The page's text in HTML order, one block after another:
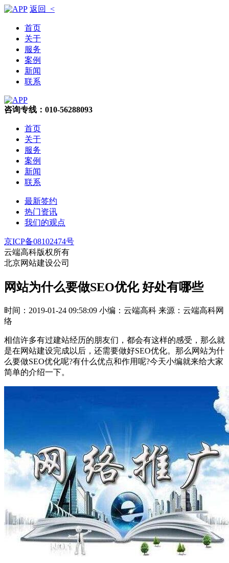
返回 <
首页
关于
服务
案例
新闻
联系
咨询专线：010-56288093
首页
关于
服务
案例
新闻
联系
最新签约
热门资讯
我们的观点
京ICP备08102474号
云端高科版权所有
北京网站建设公司
网站为什么要做SEO优化 好处有哪些
时间：2019-01-24 09:58:09 小编：云端高科 来源：云端高科网
络
相信许多有过建站经历的朋友们，都会有这样的感受，那么就
是在网站建设完成以后，还需要做好SEO优化。那么网站为什
么要做SEO优化呢?有什么优点和作用呢?今天小编就来给大家
简单的介绍一下。